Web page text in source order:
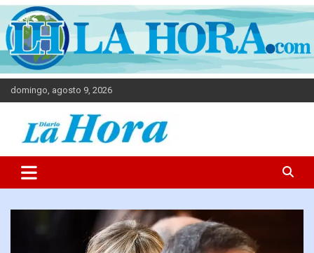
domingo, agosto 9, 2026
Diario La Hora